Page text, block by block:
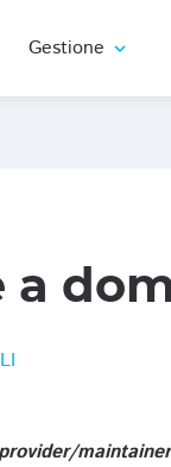
Gestione expand_more
a
maintainer